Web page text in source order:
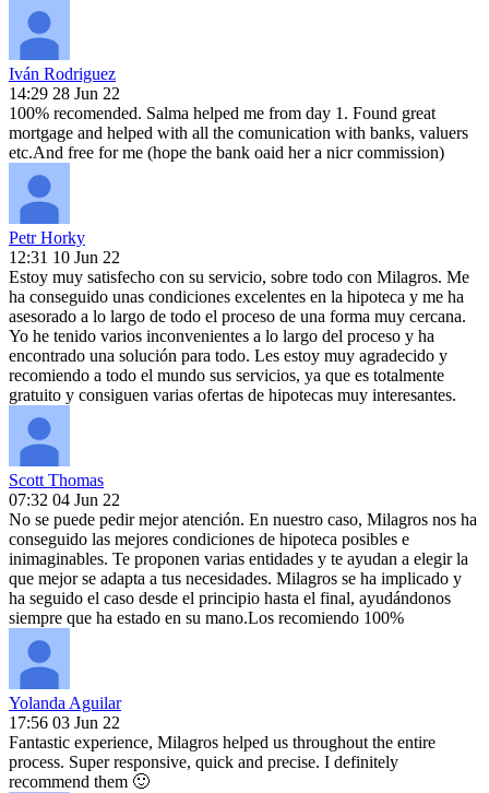
Iván Rodriguez
14:29 28 Jun 22
100% recomended. Salma helped me from day 1. Found great
mortgage and helped with all the comunication with banks, valuers
etc.And free for me (hope the bank oaid her a nicr commission)
Petr Horky
12:31 10 Jun 22
Estoy muy satisfecho con su servicio, sobre todo con Milagros. Me
ha conseguido unas condiciones excelentes en la hipoteca y me ha
asesorado a lo largo de todo el proceso de una forma muy cercana.
Yo he tenido varios inconvenientes a lo largo del proceso y ha
encontrado una solución para todo. Les estoy muy agradecido y
recomiendo a todo el mundo sus servicios, ya que es totalmente
gratuito y consiguen varias ofertas de hipotecas muy interesantes.
Scott Thomas
07:32 04 Jun 22
No se puede pedir mejor atención. En nuestro caso, Milagros nos ha
conseguido las mejores condiciones de hipoteca posibles e
inimaginables. Te proponen varias entidades y te ayudan a elegir la
que mejor se adapta a tus necesidades. Milagros se ha implicado y
ha seguido el caso desde el principio hasta el final, ayudándonos
siempre que ha estado en su mano.Los recomiendo 100%
Yolanda Aguilar
17:56 03 Jun 22
Fantastic experience, Milagros helped us throughout the entire
process. Super responsive, quick and precise. I definitely
recommend them 🙂